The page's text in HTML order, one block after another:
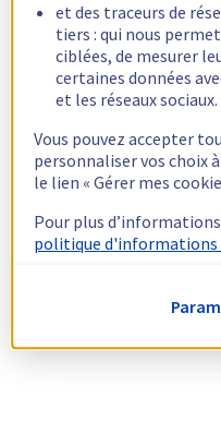
et des traceurs de
tiers : qui nous
ciblées, de mesurer
certaines données
et les réseaux sociaux.
Vous pouvez accepter
personnaliser vos choix
le lien « Gérer mes
Pour plus
politique d'informations